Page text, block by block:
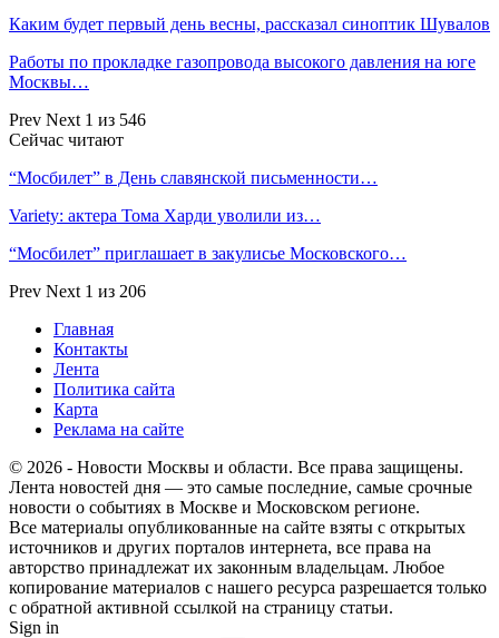
Каким будет первый день весны, рассказал синоптик Шувалов
Работы по прокладке газопровода высокого давления на юге
Москвы…
Prev Next 1 из 546
Сейчас читают
“Мосбилет” в День славянской письменности…
Variety: актера Тома Харди уволили из…
“Мосбилет” приглашает в закулисье Московского…
Prev Next 1 из 206
Главная
Контакты
Лента
Политика сайта
Карта
Реклама на сайте
© 2026 - Новости Москвы и области. Все права защищены.
Лента новостей дня — это самые последние, самые срочные
новости о событиях в Москве и Московском регионе.
Все материалы опубликованные на сайте взяты с открытых
источников и других порталов интернета, все права на
авторство принадлежат их законным владельцам. Любое
копирование материалов с нашего ресурса разрешается только
с обратной активной ссылкой на страницу статьи.
Sign in